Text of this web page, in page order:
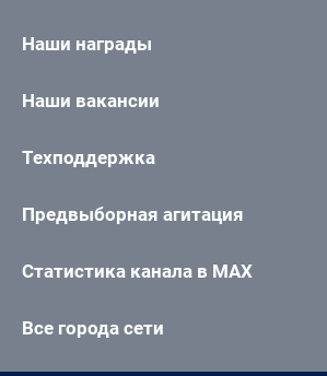
Наши награды
Наши вакансии
Техподдержка
Предвыборная агитация
Статистика канала в MAX
Все города сети